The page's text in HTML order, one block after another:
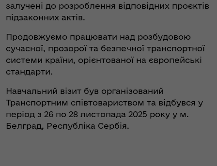
залучені до розроблення відповідних проєктів
підзаконних актів.
Продовжуємо працювати над розбудовою
сучасної, прозорої та безпечної транспортної
системи країни, орієнтованої на європейські
стандарти.
Навчальний візит був організований
Транспортним співтовариством та відбувся у
період з 26 по 28 листопада 2025 року у м.
Белград, Республіка Сербія.